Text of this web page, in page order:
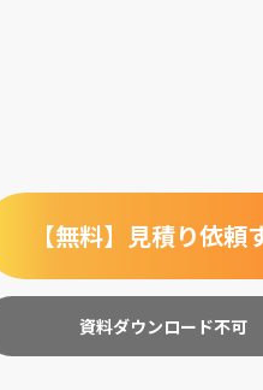
【無料】見積り依頼
資料ダウンロード不可